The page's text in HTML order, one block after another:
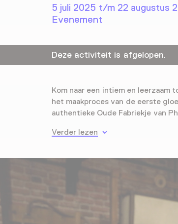
5 juli 2025 t/m 22 augustus
Evenement
Deze activiteit is afgelopen.
Kom naar een intiem en leerzaam
het maakproces van de eerste
authentieke Oude Fabriekje van
Verder lezen